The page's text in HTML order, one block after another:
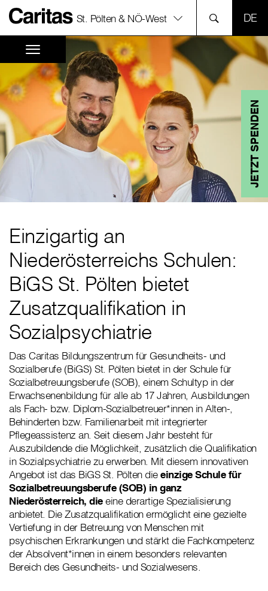
St. Pölten & NÖ-West
JETZT SPENDEN
Einzigartig an
Niederösterreichs Schulen:
BiGS St. Pölten bietet
Zusatzqualifikation in
Sozialpsychiatrie
Das Caritas Bildungszentrum für Gesundheits- und
Sozialberufe (BiGS) St. Pölten bietet in der Schule für
Sozialbetreuungsberufe (SOB), einem Schultyp in der
Erwachsenenbildung für alle ab 17 Jahren, Ausbildungen
als Fach- bzw. Diplom-Sozialbetreuer*innen in Alten-,
Behinderten bzw. Familienarbeit mit integrierter
Pflegeassistenz an. Seit diesem Jahr besteht für
Auszubildende die Möglichkeit, zusätzlich die Qualifikation
in Sozialpsychiatrie zu erwerben. Mit diesem innovativen
Angebot ist das BiGS St. Pölten dieeinzige Schule für
Sozialbetreuungsberufe (SOB) in ganz
Niederösterreich, dieeine derartige Spezialisierung
anbietet. Die Zusatzqualifikation ermöglicht eine gezielte
Vertiefung in der Betreuung von Menschen mit
psychischen Erkrankungen und stärkt die Fachkompetenz
der Absolvent*innen in einem besonders relevanten
Bereich des Gesundheits- und Sozialwesens.